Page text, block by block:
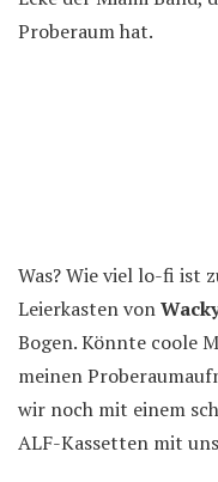
Proberaum hat.
Was? Wie viel lo-fi ist
Leierkasten von
Bogen. Könnte coole
meinen
wir noch mit einem
ALF-Kassetten mit